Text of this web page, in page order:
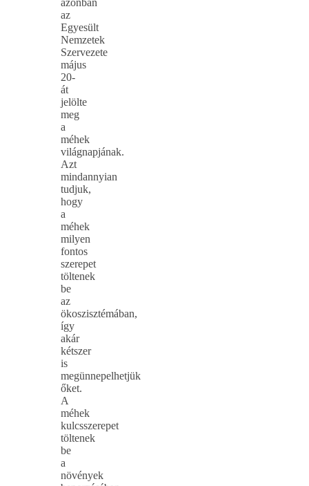
azonban
az
Egyesült
Nemzetek
Szervezete
május
20-
át
jelölte
meg
a
méhek
világnapjának.
Azt
mindannyian
tudjuk,
hogy
a
méhek
milyen
fontos
szerepet
töltenek
be
az
ökoszisztémában,
így
akár
kétszer
is
megünnepelhetjük
őket.
A
méhek
kulcsszerepet
töltenek
be
a
növények